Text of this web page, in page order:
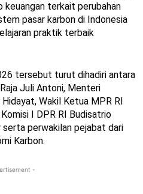
keuangan terkait perubahan
pasar karbon di Indonesia
praktik terbaik
tersebut turut dihadiri antara
Juli Antoni, Menteri
Wakil Ketua MPR RI
I DPR RI Budisatrio
serta perwakilan pejabat dari
Karbon.
-